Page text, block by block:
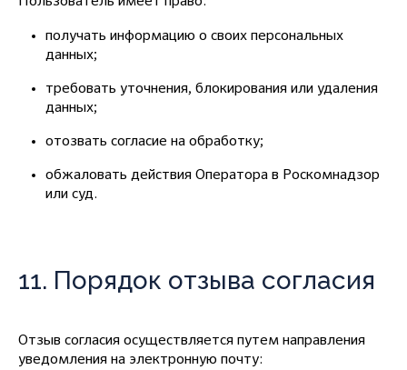
получать информацию о своих персональных
данных;
требовать уточнения, блокирования или удаления
данных;
отозвать согласие на обработку;
обжаловать действия Оператора в Роскомнадзор
или суд.
11. Порядок отзыва согласия
Отзыв согласия осуществляется путем направления
уведомления на электронную почту: